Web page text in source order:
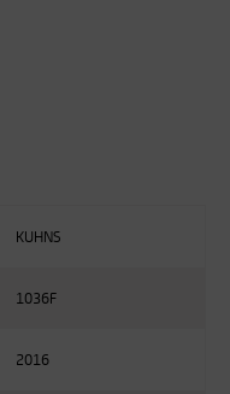
KUHNS
1036F
2016